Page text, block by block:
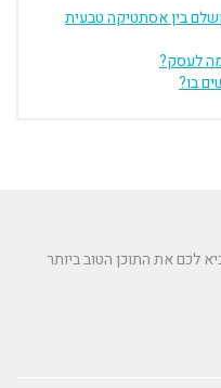
בין אסתטיקה טבעית
בו?
מאמרים שכבר 20 שנה מביא לכם את התוכן הטוב ביותר